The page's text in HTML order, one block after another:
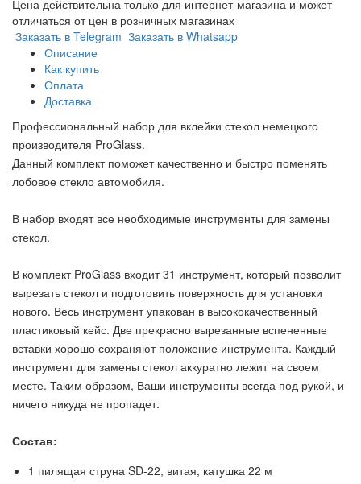
Цена действительна только для интернет-магазина и может
отличаться от цен в розничных магазинах
Заказать в Telegram Заказать в Whatsapp
Описание
Как купить
Оплата
Доставка
Профессиональный набор для вклейки стекол немецкого
производителя ProGlass.
Данный комплект поможет качественно и быстро поменять
лобовое стекло автомобиля.
В набор входят все необходимые инструменты для замены
стекол.
В комплект ProGlass входит 31 инструмент, который позволит
вырезать стекол и подготовить поверхность для установки
нового. Весь инструмент упакован в высококачественный
пластиковый кейс. Две прекрасно вырезанные вспененные
вставки хорошо сохраняют положение инструмента. Каждый
инструмент для замены стекол аккуратно лежит на своем
месте. Таким образом, Ваши инструменты всегда под рукой, и
ничего никуда не пропадет.
Состав:
1 пилящая струна SD-22, витая, катушка 22 м